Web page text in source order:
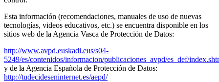
Esta información (recomendaciones, manuales de uso de nuevas
tecnologías, videos educativos, etc.) se encuentra disponible en los
sitios web de la Agencia Vasca de Protección de Datos:
http://www.avpd.euskadi.eus/s04-
5249/es/contenidos/informacion/publicaciones_avpd/es_def/
y de la Agencia Española de Protección de Datos:
http://tudecideseninternet.es/aepd/